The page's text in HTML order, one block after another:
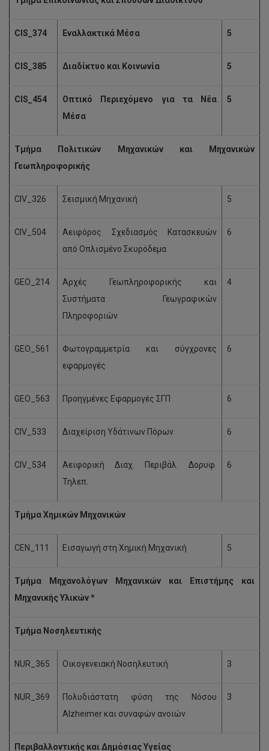
CIS_374 Εναλλακτικά Μέσα 5
CIS_385 Διαδίκτυο και Κοινωνία 5
CIS_454
Οπτικό Περιεχόμενο για τα Νέα
Μέσα
5
Τμήμα Πολιτικών Μηχανικών και Μηχανικών
Γεωπληροφορικής
CIV_326 Σεισμική Μηχανική 5
CIV_504
Αειφόρος Σχεδιασμός Κατασκευών
από Οπλισμένο Σκυρόδεμα
6
GEO_214
Αρχές Γεωπληροφορικής και
Συστήματα Γεωγραφικών
Πληροφοριών
4
GEO_561
Φωτογραμμετρία και σύγχρονες
εφαρμογές
6
GEO_563 Προηγμένες Εφαρμογές ΣΓΠ 6
CIV_533 Διαχείριση Υδάτινων Πόρων 6
CIV_534
Αειφορική Διαχ. Περιβάλ. Δορυφ.
Τηλεπ.
6
Τμήμα Χημικών Μηχανικών
CEN_111 Εισαγωγή στη Χημική Μηχανική 5
Τμήμα Μηχανολόγων Μηχανικών και Επιστήμης και
Μηχανικής Υλικών *
Τμήμα Νοσηλευτικής
NUR_365 Οικογενειακή Νοσηλευτική 3
NUR_369
Πολυδιάστατη φύση της Νόσου
Alzheimer και συναφών ανοιών
3
Περιβαλλοντικής και Δημόσιας Υγείας